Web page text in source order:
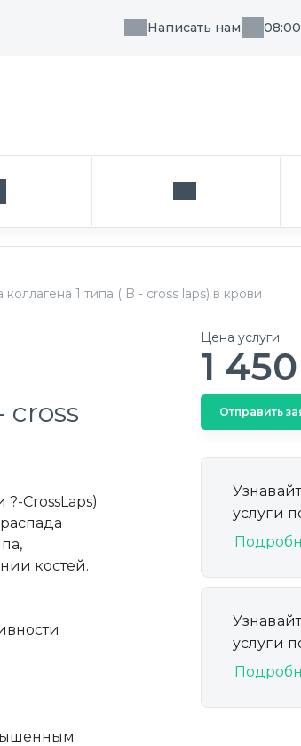
Написать нам
врача Написать нам
1 типа ( B - cross laps) в крови
cross
CrossLaps)
костей.
Цена услуги:
1
Отправить
услуги
услуги